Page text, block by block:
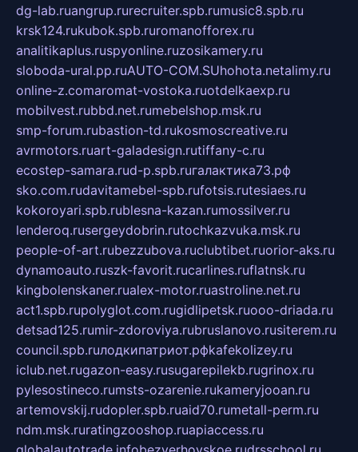
dg-lab.ruangrup.rurecruiter.spb.rumusic8.spb.ru
krsk124.rukubok.spb.ruromanofforex.ru
analitikaplus.ruspyonline.ruzosikamery.ru
sloboda-ural.pp.ruAUTO-COM.SUhohota.netalimy.ru
online-z.comaromat-vostoka.ruotdelkaexp.ru
mobilvest.rubbd.net.rumebelshop.msk.ru
smp-forum.rubastion-td.rukosmoscreative.ru
avrmotors.ruart-galadesign.rutiffany-c.ru
ecostep-samara.rud-p.spb.ruгалактика73.рф
sko.com.rudavitamebel-spb.rufotsis.rutesiaes.ru
kokoroyari.spb.rublesna-kazan.rumossilver.ru
lenderoq.rusergeydobrin.rutochkazvuka.msk.ru
people-of-art.rubezzubova.ruclubtibet.ruorior-aks.ru
dynamoauto.ruszk-favorit.rucarlines.ruflatnsk.ru
kingbolenskaner.rualex-motor.ruastroline.net.ru
act1.spb.rupolyglot.com.rugidlipetsk.ruooo-driada.ru
detsad125.rumir-zdoroviya.rubruslanovo.rusiterem.ru
council.spb.ruлодкипатриот.рфkafekolizey.ru
iclub.net.rugazon-easy.rusugarepilekb.rugrinox.ru
pylesostineco.rumsts-ozarenie.rukameryjooan.ru
artemovskij.rudopler.spb.ruaid70.rumetall-perm.ru
ndm.msk.ruratingzooshop.ruapiaccess.ru